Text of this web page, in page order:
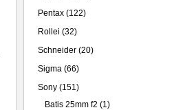
Pentax (122)
Rollei (32)
Schneider (20)
Sigma (66)
Sony (151)
Batis 25mm f2 (1)